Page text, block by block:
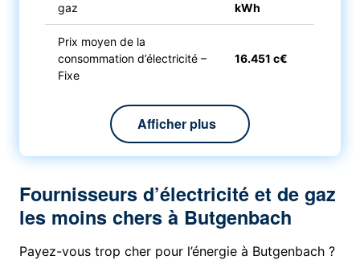
gaz
kWh
Prix moyen de la
consommation d’électricité –
Fixe
16.451 c€
Afficher plus
Fournisseurs d’électricité et de gaz
les moins chers à Butgenbach
Payez-vous trop cher pour l’énergie à Butgenbach ?